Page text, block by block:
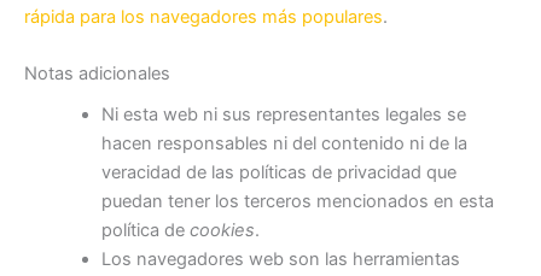
rápida para los navegadores más populares.
Notas adicionales
Ni esta web ni sus representantes legales se
hacen responsables ni del contenido ni de la
veracidad de las políticas de privacidad que
puedan tener los terceros mencionados en esta
política de cookies.
Los navegadores web son las herramientas